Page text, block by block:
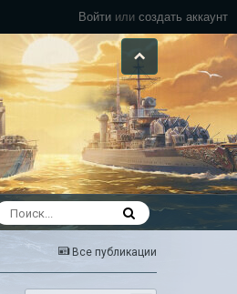
Войти или создать аккаунт
Все публикации